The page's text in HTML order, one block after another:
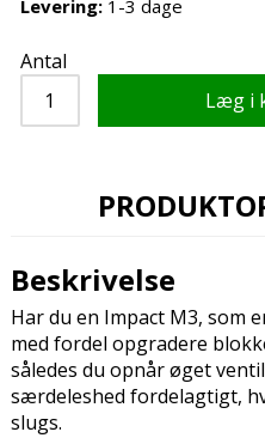
Levering:1-3 dage
Antal
Beskrivelse
Har du en Impact M3, som
med fordel opgradere
således du opnår øget
særdeleshed fordelagtigt,
slugs.